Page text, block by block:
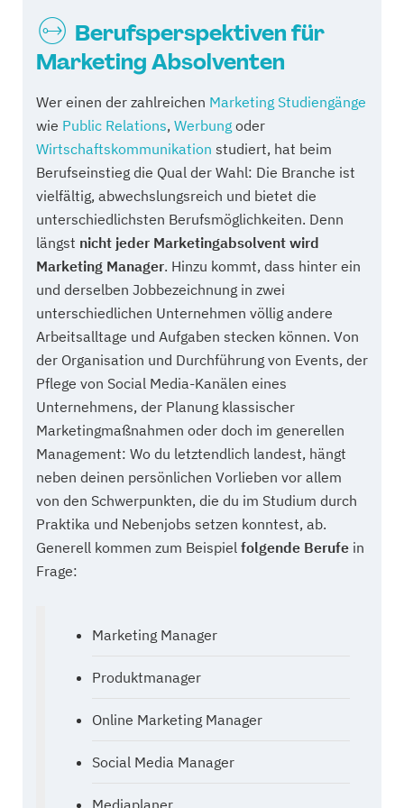
Berufsperspektiven für
Marketing Absolventen
Wer einen der zahlreichen Marketing Studiengänge
wie Public Relations, Werbung oder
Wirtschaftskommunikation studiert, hat beim
Berufseinstieg die Qual der Wahl: Die Branche ist
vielfältig, abwechslungsreich und bietet die
unterschiedlichsten Berufsmöglichkeiten. Denn
längst nicht jeder Marketingabsolvent wird
Marketing Manager. Hinzu kommt, dass hinter ein
und derselben Jobbezeichnung in zwei
unterschiedlichen Unternehmen völlig andere
Arbeitsalltage und Aufgaben stecken können. Von
der Organisation und Durchführung von Events, der
Pflege von Social Media-Kanälen eines
Unternehmens, der Planung klassischer
Marketingmaßnahmen oder doch im generellen
Management: Wo du letztendlich landest, hängt
neben deinen persönlichen Vorlieben vor allem
von den Schwerpunkten, die du im Studium durch
Praktika und Nebenjobs setzen konntest, ab.
Generell kommen zum Beispiel folgende Berufe in
Frage:
Marketing Manager
Produktmanager
Online Marketing Manager
Social Media Manager
Mediaplaner